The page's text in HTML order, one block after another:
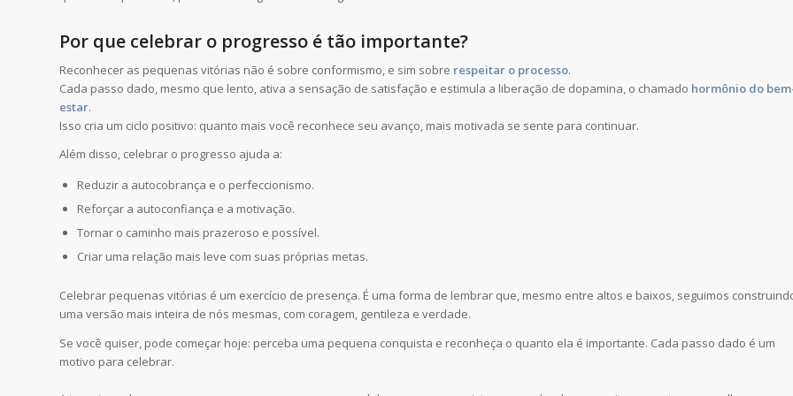
Por que celebrar o progresso é tão importante?
Reconhecer as pequenas vitórias não é sobre conformismo, e sim sobre respeitar o processo.
Cada passo dado, mesmo que lento, ativa a sensação de satisfação e estimula a liberação de dopamina, o chamado hormônio do
estar.
Isso cria um ciclo positivo: quanto mais você reconhece seu avanço, mais motivada se sente para continuar.
Além disso, celebrar o progresso ajuda a:
Reduzir a autocobrança e o perfeccionismo.
Reforçar a autoconfiança e a motivação.
Tornar o caminho mais prazeroso e possível.
Criar uma relação mais leve com suas próprias metas.
Celebrar pequenas vitórias é um exercício de presença. É uma forma de lembrar que, mesmo entre altos e baixos, seguimos
uma versão mais inteira de nós mesmas, com coragem, gentileza e verdade.
Se você quiser, pode começar hoje: perceba uma pequena conquista e reconheça o quanto ela é importante. Cada passo dado é um
motivo para celebrar.